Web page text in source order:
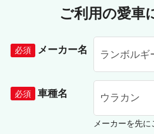
ご利用の愛車
メーカー名
車種名
メーカーを先